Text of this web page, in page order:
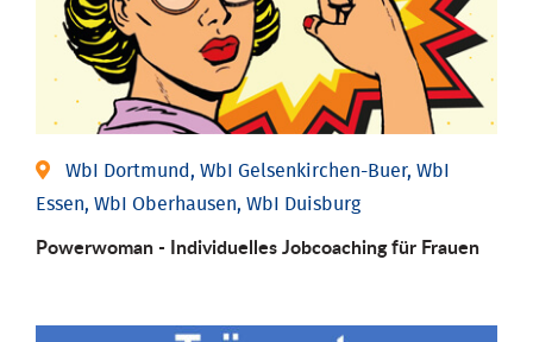
WbI Dortmund, WbI Gelsenkirchen-Buer, WbI
Essen, WbI Oberhausen, WbI Duisburg
Powerwoman - Individu­elles Job­coaching für Frauen